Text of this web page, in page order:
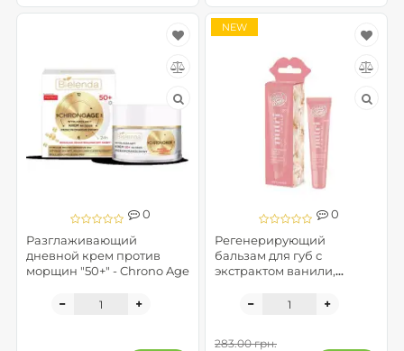
0
Разглаживающий
дневной крем против
морщин "50+" - Chrono Age
0
Регенерирующий
бальзам для губ с
экстрактом ванили,
LIP BALM
NEW
283.00 грн.